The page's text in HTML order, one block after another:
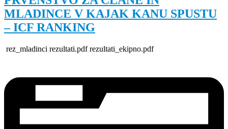
MLADINCE V KAJAK KANU SPUSTU
– ICF RANKING
rez_mladinci rezultati.pdf rezultati_ekipno.pdf